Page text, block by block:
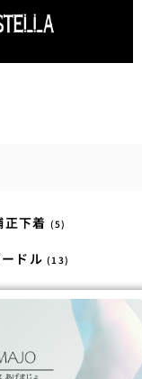
正下着 (5)
ードル(13)